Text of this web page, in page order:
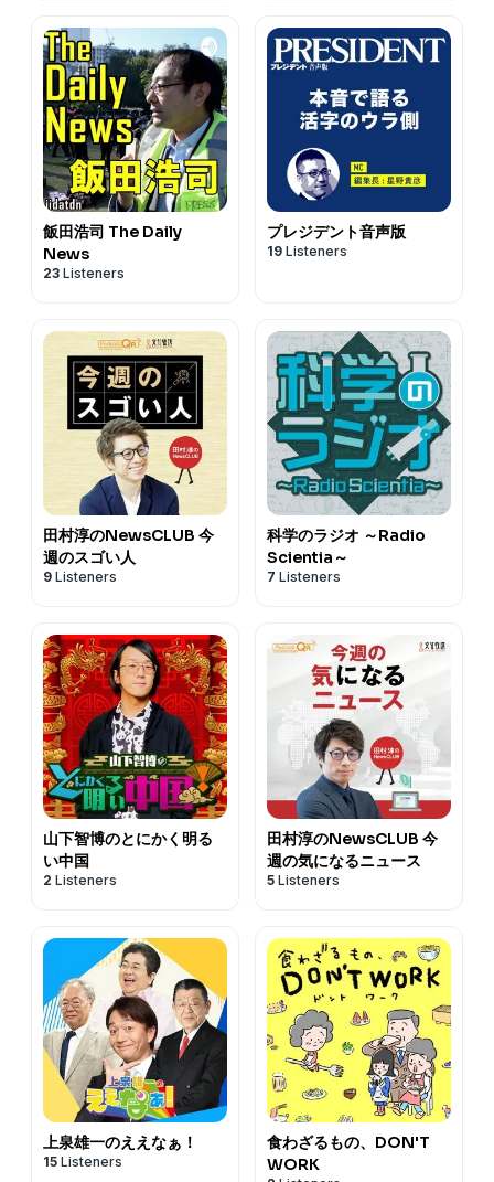
飯田浩司 The Daily
News
23 Listeners
プレジデント音声版
19 Listeners
田村淳のNewsCLUB 今
週のスゴい人
9 Listeners
科学のラジオ ～Radio
Scientia～
7 Listeners
山下智博のとにかく明る
い中国
2 Listeners
田村淳のNewsCLUB 今
週の気になるニュース
5 Listeners
上泉雄一のええなぁ！
15 Listeners
食わざるもの、DON'T
WORK